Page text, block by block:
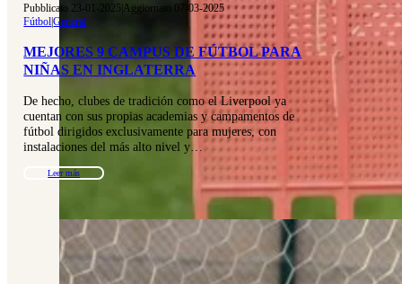
Pubblicato 23-01-2025|Aggiornato 07-03-2025
Fútbol|General
MEJORES 9 CAMPUS DE FÚTBOL PARA
NIÑAS EN INGLATERRA
De hecho, clubes de tradición como el Liverpool ya
cuentan con sus propias academias y campamentos de
fútbol dirigidos exclusivamente para mujeres, con
instalaciones del más alto nivel y…
Leer más